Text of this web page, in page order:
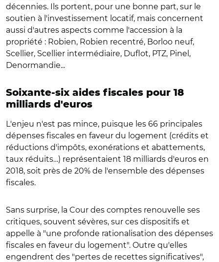
décennies. Ils portent, pour une bonne part, sur le
soutien à l'investissement locatif, mais concernent
aussi d'autres aspects comme l'accession à la
propriété : Robien, Robien recentré, Borloo neuf,
Scellier, Scellier intermédiaire, Duflot, PTZ, Pinel,
Denormandie...
Soixante-six aides fiscales pour 18
milliards d'euros
L'enjeu n'est pas mince, puisque les 66 principales
dépenses fiscales en faveur du logement (crédits et
réductions d'impôts, exonérations et abattements,
taux réduits…) représentaient 18 milliards d'euros en
2018, soit près de 20% de l'ensemble des dépenses
fiscales.
Sans surprise, la Cour des comptes renouvelle ses
critiques, souvent sévères, sur ces dispositifs et
appelle à "une profonde rationalisation des dépenses
fiscales en faveur du logement". Outre qu'elles
engendrent des "pertes de recettes significatives",